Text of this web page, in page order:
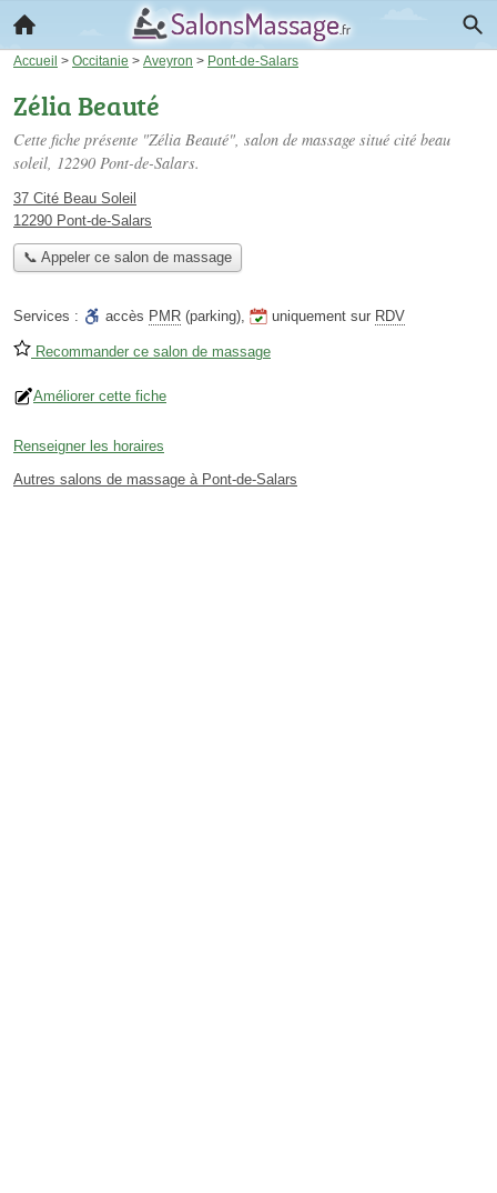
Accueil > Occitanie > Aveyron > Pont-de-Salars
Zélia Beauté
Cette fiche présente "Zélia Beauté", salon de massage situé cité beau
soleil, 12290 Pont-de-Salars.
37 Cité Beau Soleil
12290 Pont-de-Salars
📞 Appeler ce salon de massage
Services : accès PMR (parking), uniquement sur RDV
Recommander ce salon de massage
Améliorer cette fiche
Renseigner les horaires
Autres salons de massage à Pont-de-Salars